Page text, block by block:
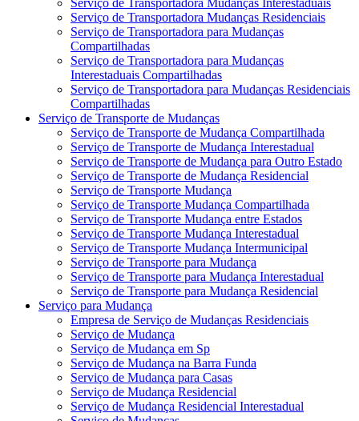
Serviço de Transportadora Mudanças Interestaduais
Serviço de Transportadora Mudanças Residenciais
Serviço de Transportadora para Mudanças
Compartilhadas
Serviço de Transportadora para Mudanças
Interestaduais Compartilhadas
Serviço de Transportadora para Mudanças Residenciais
Compartilhadas
Serviço de Transporte de Mudanças
Serviço de Transporte de Mudança Compartilhada
Serviço de Transporte de Mudança Interestadual
Serviço de Transporte de Mudança para Outro Estado
Serviço de Transporte de Mudança Residencial
Serviço de Transporte Mudança
Serviço de Transporte Mudança Compartilhada
Serviço de Transporte Mudança entre Estados
Serviço de Transporte Mudança Interestadual
Serviço de Transporte Mudança Intermunicipal
Serviço de Transporte para Mudança
Serviço de Transporte para Mudança Interestadual
Serviço de Transporte para Mudança Residencial
Serviço para Mudança
Empresa de Serviço de Mudanças Residenciais
Serviço de Mudança
Serviço de Mudança em Sp
Serviço de Mudança na Barra Funda
Serviço de Mudança para Casas
Serviço de Mudança Residencial
Serviço de Mudança Residencial Interestadual